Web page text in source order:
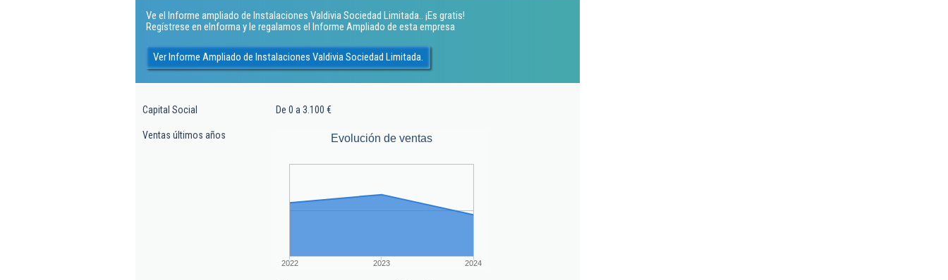
Ve el Informe ampliado de Instalaciones Valdivia Sociedad Limitada.. ¡Es gratis!
Regístrese en eInforma y le regalamos el Informe Ampliado de esta empresa
Ver Informe Ampliado de Instalaciones Valdivia Sociedad Limitada.
Capital Social De 0 a 3.100 €
Ventas últimos años Evolución de ventas
2022 2023 2024